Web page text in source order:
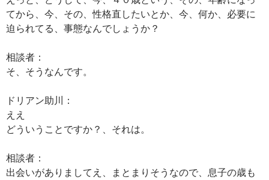
てから、今、その、性格直したいとか、今、何か、必要に
迫られてる、事態なんでしょうか？
相談者：
そ、そうなんです。
ドリアン助川：
ええ
どういうことですか？、それは。
相談者：
出会いがありましてえ、まとまりそうなので、息子の歳も